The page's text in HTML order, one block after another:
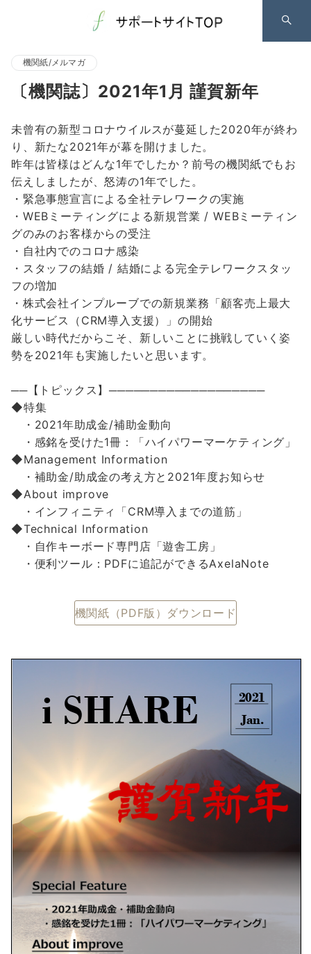
機関紙/メルマガ
〔機関誌〕2021年1月 謹賀新年
未曾有の新型コロナウイルスが蔓延した2020年が終わ
り、新たな2021年が幕を開けました。
昨年は皆様はどんな1年でしたか？前号の機関紙でもお
伝えしましたが、怒涛の1年でした。
・緊急事態宣言による全社テレワークの実施
・WEBミーティングによる新規営業 / WEBミーティン
グのみのお客様からの受注
・自社内でのコロナ感染
・スタッフの結婚 / 結婚による完全テレワークスタッ
フの増加
・株式会社インプルーブでの新規業務「顧客売上最大
化サービス（CRM導入支援）」の開始
厳しい時代だからこそ、新しいことに挑戦していく姿
勢を2021年も実施したいと思います。
──【トピックス】───────────────────
◆特集
・2021年助成金/補助金動向
・感銘を受けた1冊：「ハイパワーマーケティング」
◆Management Information
・補助金/助成金の考え方と2021年度お知らせ
◆About improve
・インフィニティ「CRM導入までの道筋」
◆Technical Information
・自作キーボード専門店「遊舎工房」
・便利ツール：PDFに追記ができるAxelaNote
機関紙（PDF版）ダウンロード